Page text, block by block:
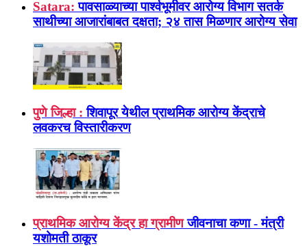
Satara: पावसाळ्याच्या पार्श्वभूमीवर आरोग्य विभाग सतर्क
साथीच्या आजारांबाबत दक्षता; २४ तास मिळणार आरोग्य सेवा
पुणे जिल्हा : शिवापूर येथील प्राथमिक आरोग्य केंद्राचे
लवकरच विस्तारीकरण
प्राथमिक आरोग्य केंद्र हा ग्रामीण जीवनाचा कणा - मंत्री
यशोमती ठाकूर